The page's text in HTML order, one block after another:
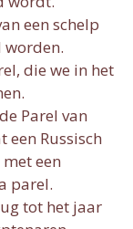
een schelp
worden.
die we in het
Parel van
een Russisch
een
parel.
tot het jaar